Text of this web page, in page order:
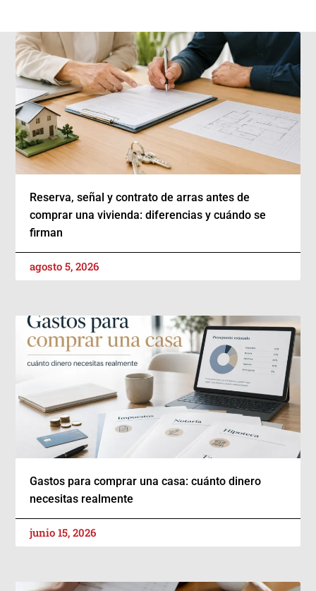
Reserva, señal y contrato de arras antes de
comprar una vivienda: diferencias y cuándo se
firman
agosto 5, 2026
Gastos para comprar una casa: cuánto dinero
necesitas realmente
junio 15, 2026